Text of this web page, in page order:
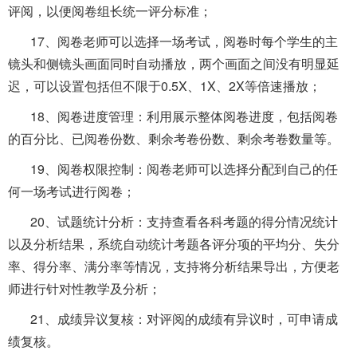
评阅，以便阅卷组长统一评分标准；
17、阅卷老师可以选择一场考试，阅卷时每个学生的主
镜头和侧镜头画面同时自动播放，两个画面之间没有明显延
迟，可以设置包括但不限于0.5X、1X、2X等倍速播放；
18、阅卷进度管理：利用展示整体阅卷进度，包括阅卷
的百分比、已阅卷份数、剩余考卷份数、剩余考卷数量等。
19、阅卷权限控制：阅卷老师可以选择分配到自己的任
何一场考试进行阅卷；
20、试题统计分析：支持查看各科考题的得分情况统计
以及分析结果，系统自动统计考题各评分项的平均分、失分
率、得分率、满分率等情况，支持将分析结果导出，方便老
师进行针对性教学及分析；
21、成绩异议复核：对评阅的成绩有异议时，可申请成
绩复核。